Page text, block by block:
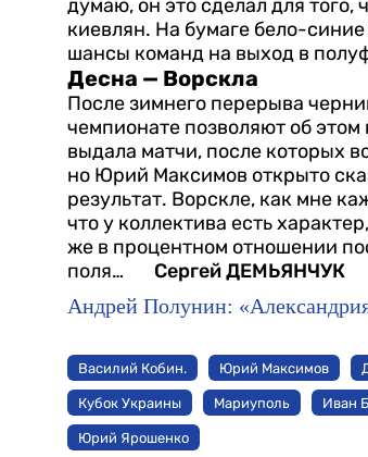
думаю, он это сделал для
киевлян. На бумаге бело-
шансы команд на выход в
Десна — Ворскла
После зимнего перерыва
чемпионате позволяют об
выдала матчи, после которых
но Юрий Максимов открыто
результат. Ворскле, как мне
что у коллектива есть
же в процентном отношении
поля…
Сергей ДЕМЬЯНЧУК
Андрей Полунин:
Василий Кобин. Юрий Максимов
Кубок Украины Мариуполь Иван
Юрий Ярошенко